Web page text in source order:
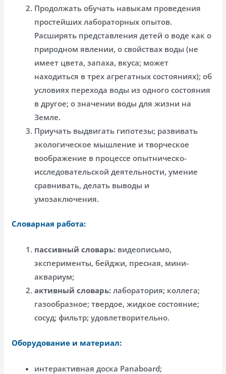
Продолжать обучать навыкам проведения
простейших лабораторных опытов.
Расширять представления детей о воде как о
природном явлении, о свойствах воды (не
имеет цвета, запаха, вкуса; может
находиться в трех агрегатных состояниях); об
условиях перехода воды из одного состояния
в другое; о значении воды для жизни на
Земле.
Приучать выдвигать гипотезы; развивать
экологическое мышление и творческое
воображение в процессе опытническо-
исследовательской деятельности, умение
сравнивать, делать выводы и
умозаключения.
Словарная работа:
пассивный словарь: видеописьмо,
эксперименты, бейджи, пресная, мини-
аквариум;
активный словарь:лаборатория; коллега;
газообразное; твердое, жидкое состояние;
сосуд; фильтр; удовлетворительно.
Оборудование и материал:
интерактивная доска Panaboard;